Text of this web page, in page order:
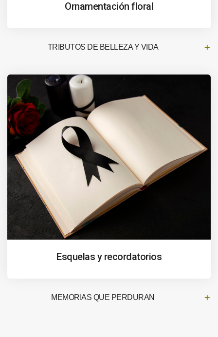
Ornamentación floral
TRIBUTOS DE BELLEZA Y VIDA
Esquelas y recordatorios
MEMORIAS QUE PERDURAN